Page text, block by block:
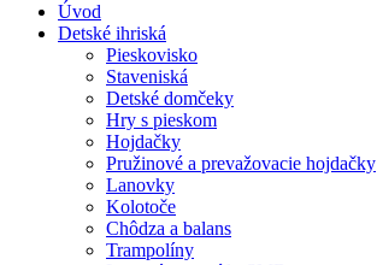
Úvod
Detské ihriská
Pieskovisko
Staveniská
Detské domčeky
Hry s pieskom
Hojdačky
Pružinové a prevažovacie hojdačky
Lanovky
Kolotoče
Chôdza a balans
Trampolíny